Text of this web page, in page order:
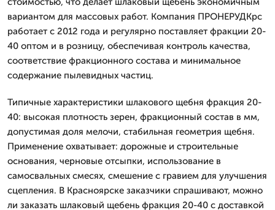
вариантом для массовых работ. Компания ПРОНЕРУДКрс
работает с 2012 года и регулярно поставляет фракции 20-
40 оптом и в розницу, обеспечивая контроль качества,
соответствие фракционного состава и минимальное
содержание пылевидных частиц.
Типичные характеристики шлакового щебня фракция 20-
40: высокая плотность зерен, фракционный состав в мм,
допустимая доля мелочи, стабильная геометрия щебня.
Применение охватывает: дорожные и строительные
основания, черновые отсыпки, использование в
самосвальных смесях, смешение с гравием для улучшения
сцепления. В Красноярске заказчики спрашивают, можно
ли заказать шлаковый щебень фракция 20-40 с доставкой